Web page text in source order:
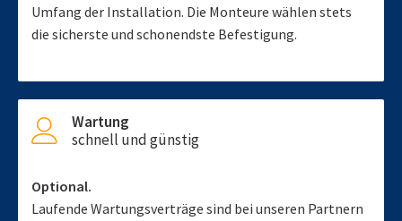
Umfang der Installation. Die Monteure wählen stets
die sicherste und schonendste Befestigung.
Wartung
schnell und günstig
Optional.
Laufende Wartungsverträge sind bei unseren Partnern